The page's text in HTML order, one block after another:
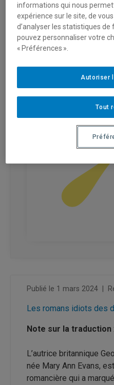
ELIOT,
ANN)
Publié le 1 mars 2024
Les romans idiots des
Note sur la traduction
L’autrice britannique
née Mary Ann Evans,
romancière qui a
informations qui nous
expérience sur le site, de
d’analyser les statistiques
pouvez personnaliser votre
« Préférences ».
Tout
Autoriser